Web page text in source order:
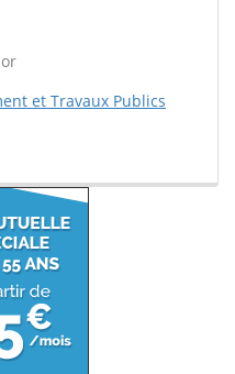
et Travaux Publics